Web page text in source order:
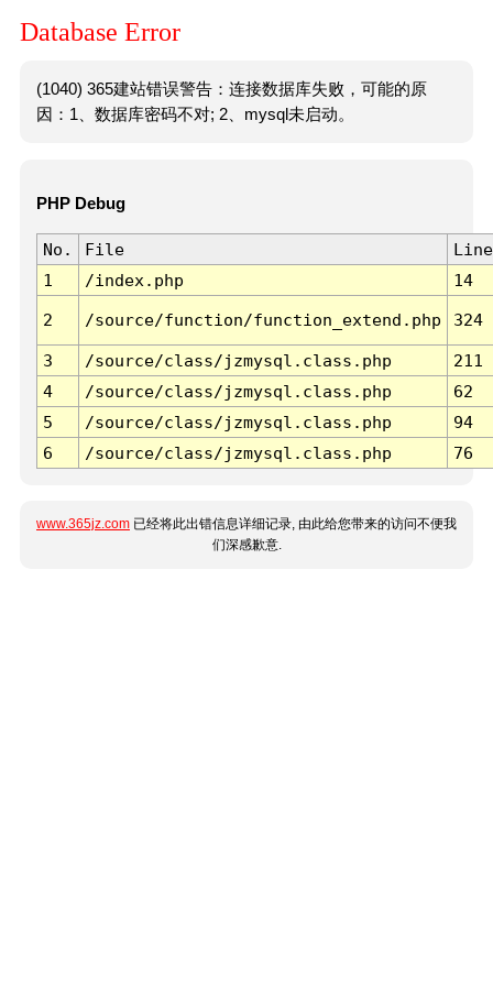
Database Error
(1040) 365建站错误警告：连接数据库失败，可能的原
因：1、数据库密码不对; 2、mysql未启动。
PHP Debug
No. File
Line
1
/index.php 14
2 /source/function/function_extend.php 324
3 /source/class/jzmysql.class.php
211
4
/source/class/jzmysql.class.php
62
5
/source/class/jzmysql.class.php
94
6
/source/class/jzmysql.class.php 76
www.365jz.com 已经将此出错信息详细记录, 由此给您带来的访问不便我
们深感歉意.